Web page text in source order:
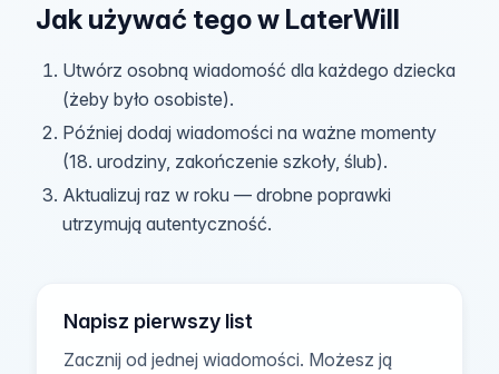
Jak używać tego w LaterWill
Utwórz osobną wiadomość dla każdego dziecka
(żeby było osobiste).
Później dodaj wiadomości na ważne momenty
(18. urodziny, zakończenie szkoły, ślub).
Aktualizuj raz w roku — drobne poprawki
utrzymują autentyczność.
Napisz pierwszy list
Zacznij od jednej wiadomości. Możesz ją